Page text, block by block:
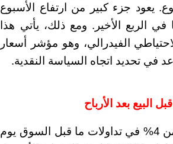
يعود جزء كبير من ارتفاع الأسبوع
في الربع الأخير. ومع ذلك، يأتي هذا
الفيدرالي، وهو مؤشر أسعار
في أخبار اخرى، ارتفعت أسهم بيركشاير هاثاواي بأكثر من 4% في تداولات ما قبل السوق يوم